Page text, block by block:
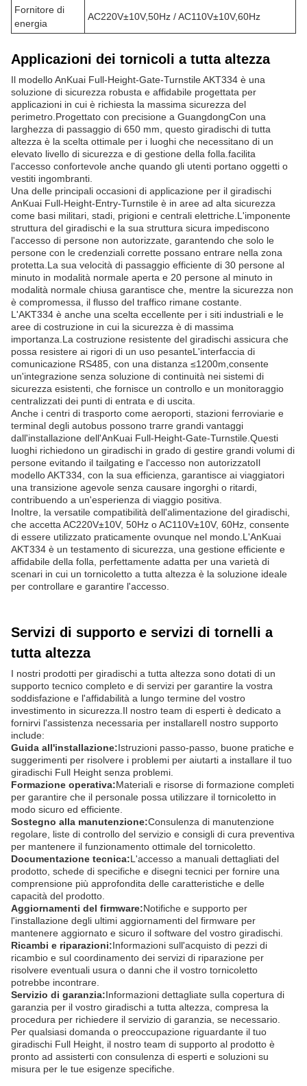
Temperatura
Tipo
Interfaccia di
input
con larghezza superiore a 100 ms, corrente di
Ambiente di
lavoro
All'interno o all'esterno con capanno
Temperatura di
funzionamento
-15°C a 60°C
Interfaccia di
comunicazione
RS485 (distanza ≤ 1200m)
Fornitore di
energia
AC220V±10V,50Hz / AC110V±10V,60Hz
Applicazioni dei tornicoli a tutta altezza
Il modello AnKuai Full-Height-Gate-Turnstile AKT334 è una
soluzione di sicurezza robusta e affidabile progettata per
applicazioni in cui è richiesta la massima sicurezza del
perimetro.Progettato con precisione a GuangdongCon una
larghezza di passaggio di 650 mm, questo giradischi di tutta
altezza è la scelta ottimale per i luoghi che necessitano di un
elevato livello di sicurezza e di gestione della folla.facilita
l'accesso confortevole anche quando gli utenti portano oggetti o
vestiti ingombranti.
Una delle principali occasioni di applicazione per il giradischi
AnKuai Full-Height-Entry-Turnstile è in aree ad alta sicurezza
come basi militari, stadi, prigioni e centrali elettriche.L'imponente
struttura del giradischi e la sua struttura sicura impediscono
l'accesso di persone non autorizzate, garantendo che solo le
persone con le credenziali corrette possano entrare nella zona
protetta.La sua velocità di passaggio efficiente di 30 persone al
minuto in modalità normale aperta e 20 persone al minuto in
modalità normale chiusa garantisce che, mentre la sicurezza non
è compromessa, il flusso del traffico rimane costante.
L'AKT334 è anche una scelta eccellente per i siti industriali e le
aree di costruzione in cui la sicurezza è di massima
importanza.La costruzione resistente del giradischi assicura che
possa resistere ai rigori di un uso pesanteL'interfaccia di
comunicazione RS485, con una distanza ≤1200m,consente
un'integrazione senza soluzione di continuità nei sistemi di
sicurezza esistenti, che fornisce un controllo e un monitoraggio
centralizzati dei punti di entrata e di uscita.
luoghi richiedono un giradischi in grado di gestire grandi volumi di
persone evitando il tailgating e l'accesso non autorizzatoIl
modello AKT334, con la sua efficienza, garantisce ai viaggiatori
una transizione agevole senza causare ingorghi o ritardi,
contribuendo a un'esperienza di viaggio positiva.
Inoltre, la versatile compatibilità dell'alimentazione del giradischi,
che accetta AC220V±10V, 50Hz o AC110V±10V, 60Hz, consente
di essere utilizzato praticamente ovunque nel mondo.L'AnKuai
AKT334 è un testamento di sicurezza, una gestione efficiente e
affidabile della folla, perfettamente adatta per una varietà di
scenari in cui un tornicoletto a tutta altezza è la soluzione ideale
per controllare e garantire l'accesso.
Servizi di supporto e servizi di tornelli a
tutta altezza
I nostri prodotti per giradischi a tutta altezza sono dotati di un
supporto tecnico completo e di servizi per garantire la vostra
soddisfazione e l'affidabilità a lungo termine del vostro
investimento in sicurezza.Il nostro team di esperti è dedicato a
fornirvi l'assistenza necessaria per installareIl nostro supporto
include:
Guida all'installazione: Istruzioni passo-passo, buone pratiche e
suggerimenti per risolvere i problemi per aiutarti a installare il tuo
giradischi Full Height senza problemi.
Formazione operativa:Materiali e risorse di formazione completi
per garantire che il personale possa utilizzare il tornicoletto in
modo sicuro ed efficiente.
Sostegno alla manutenzione: Consulenza di manutenzione
regolare, liste di controllo del servizio e consigli di cura preventiva
per mantenere il funzionamento ottimale del tornicoletto.
Documentazione tecnica:L'accesso a manuali dettagliati del
prodotto, schede di specifiche e disegni tecnici per fornire una
comprensione più approfondita delle caratteristiche e delle